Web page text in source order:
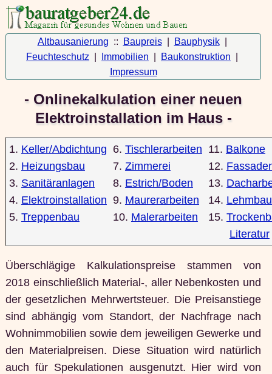
Altbausanierung :: Baupreis| Bauphysik|
Feuchteschutz
Immobilien Baukonstruktion
Impressum
- Onlinekalkulation einer neuen
Elektroinstallation im Haus -
1. Keller/Abdichtung
2. Heizungsbau
3. Sanitäranlagen
4. Elektroinstallation
5. Treppenbau
6. Tischlerarbeiten
7. Zimmerei
8. Estrich/Boden
9. Maurerarbeiten
10. Malerarbeiten
11. Balkone
12.
13.
14. Lehmbau
15.
Literatur
Überschlägige Kalkulationspreise stammen von
2018 einschließlich Material-, aller Nebenkosten und
der gesetzlichen Mehrwertsteuer. Die Preisanstiege
sind abhängig vom Standort, der Nachfrage nach
Wohnimmobilien sowie dem jeweiligen Gewerke und
den Materialpreisen. Diese Situation wird natürlich
auch für Spekulationen ausgenutzt. Hier wird von